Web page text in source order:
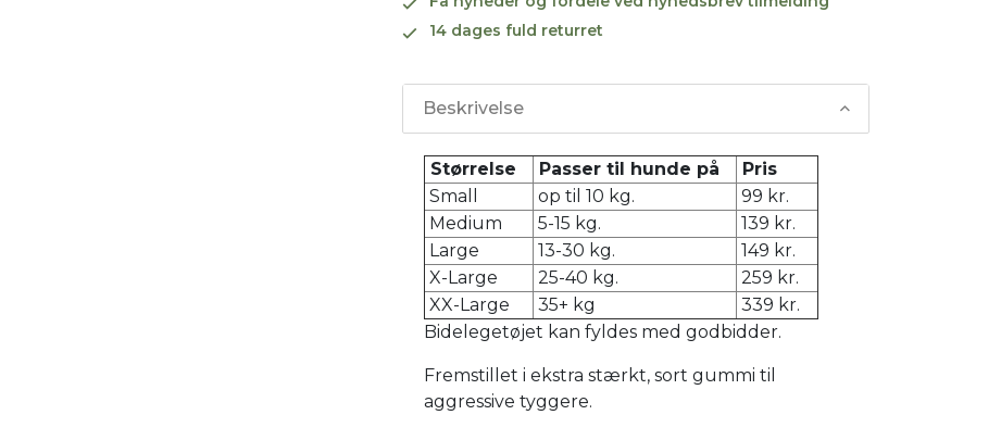
14 dages fuld returret
Beskrivelse
Størrelse Passer til hunde på
Pris
Small
op til 10 kg.
99 kr.
Medium
5-15 kg.
139 kr.
Large
13-30 kg.
149 kr.
X-Large
25-40 kg.
259 kr.
XX-Large
35+ kg
339 kr.
Bidelegetøjet kan fyldes med godbidder.
Fremstillet i ekstra stærkt, sort gummi til
aggressive tyggere.